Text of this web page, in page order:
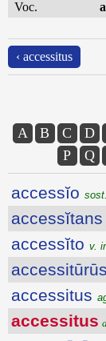
Voc.
‹ accessitus
A B C D
P
Q
accessĭo
accessĭtans
accessĭto v.
accessitūrūs
accessitus
accessitus